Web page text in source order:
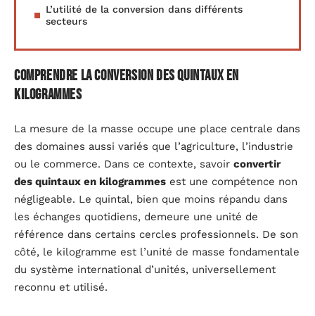
L’utilité de la conversion dans différents
secteurs
Comprendre la conversion des quintaux en
kilogrammes
La mesure de la masse occupe une place centrale dans
des domaines aussi variés que l’agriculture, l’industrie
ou le commerce. Dans ce contexte, savoir convertir
des quintaux en kilogrammes est une compétence non
négligeable. Le quintal, bien que moins répandu dans
les échanges quotidiens, demeure une unité de
référence dans certains cercles professionnels. De son
côté, le kilogramme est l’unité de masse fondamentale
du système international d’unités, universellement
reconnu et utilisé.